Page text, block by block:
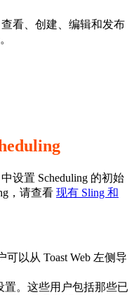
查看、创建、编辑和发布
设置 Scheduling 的初始
，请查看 现有 Sling 和
可以从 Toast Web 左侧导
。这些用户包括那些已